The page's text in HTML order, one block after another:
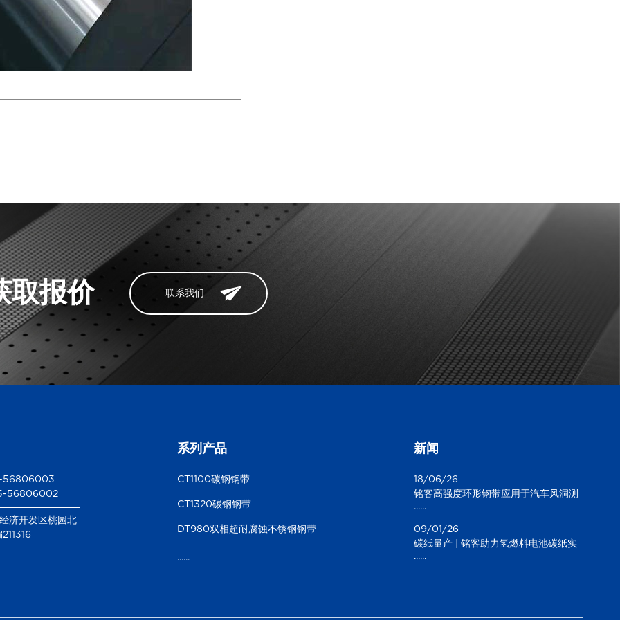
取报价 联系我们
56806003
56806002
济开发区桃园北
系列产品
CT1100碳钢钢带
CT1320碳钢钢带
DT980双相超耐腐蚀不锈钢钢带
......
新闻
18/06/26
铭客高强度环形钢带应用于汽车风洞测
试
......
09/01/26
碳纸量产 | 铭客助力氢燃料电池碳纸实
现“连续化”跨越
......